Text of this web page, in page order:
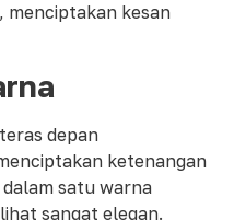
menciptakan kesan
depan
ketenangan
satu warna
sangat elegan.